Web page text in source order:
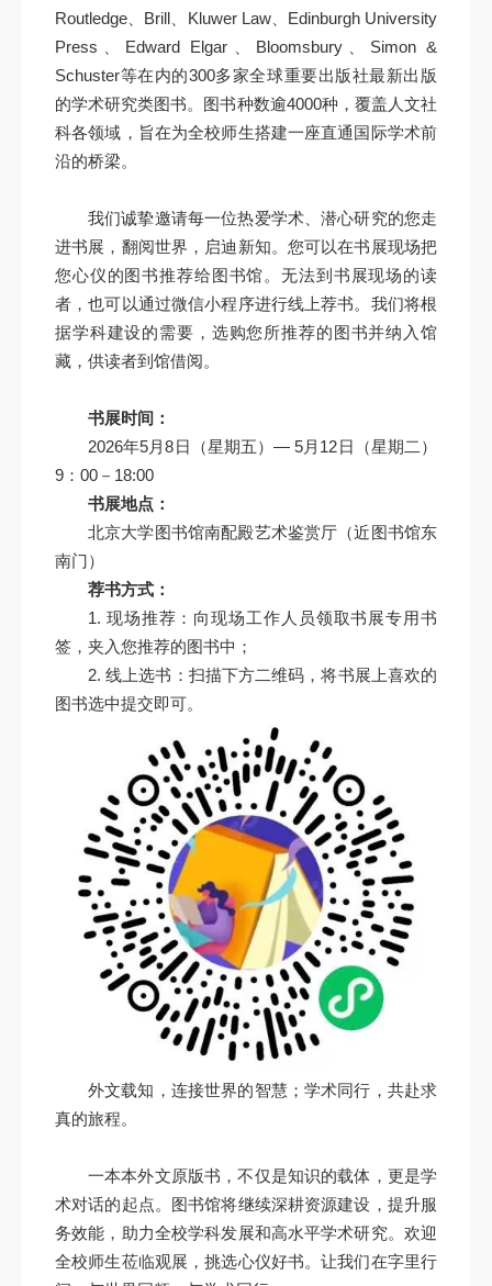
Routledge、Brill、Kluwer Law、Edinburgh University
Press、Edward Elgar、Bloomsbury、Simon &
Schuster等在内的300多家全球重要出版社最新出版
的学术研究类图书。图书种数逾4000种，覆盖人文社
科各领域，旨在为全校师生搭建一座直通国际学术前
沿的桥梁。
我们诚挚邀请每一位热爱学术、潜心研究的您走
进书展，翻阅世界，启迪新知。您可以在书展现场把
您心仪的图书推荐给图书馆。无法到书展现场的读
者，也可以通过微信小程序进行线上荐书。我们将根
据学科建设的需要，选购您所推荐的图书并纳入馆
藏，供读者到馆借阅。
书展时间：
2026年5月8日（星期五）— 5月12日（星期二）
9：00－18:00
书展地点：
北京大学图书馆南配殿艺术鉴赏厅（近图书馆东
南门）
荐书方式：
1. 现场推荐：向现场工作人员领取书展专用书
签，夹入您推荐的图书中；
2. 线上选书：扫描下方二维码，将书展上喜欢的
图书选中提交即可。
外文载知，连接世界的智慧；学术同行，共赴求
真的旅程。
一本本外文原版书，不仅是知识的载体，更是学
术对话的起点。图书馆将继续深耕资源建设，提升服
务效能，助力全校学科发展和高水平学术研究。欢迎
全校师生莅临观展，挑选心仪好书。让我们在字里行